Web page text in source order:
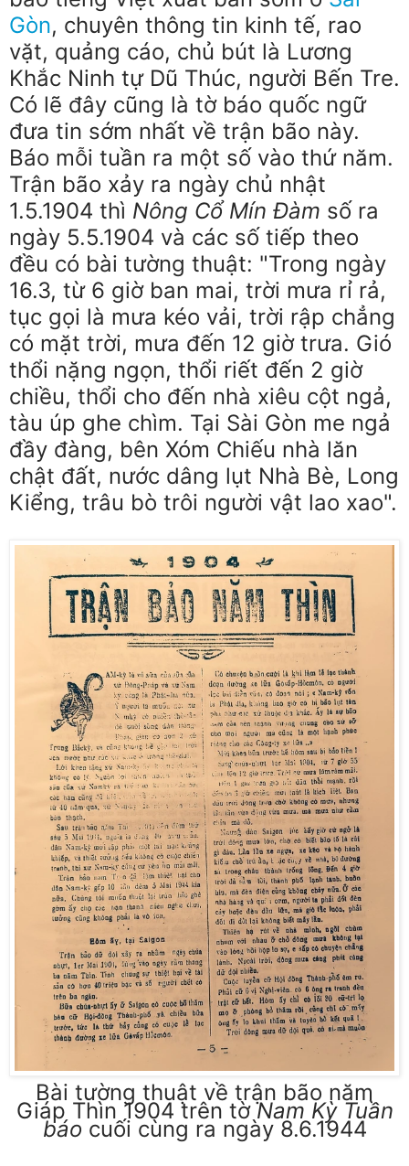
Gòn, chuyên thông tin kinh tế, rao
vặt, quảng cáo, chủ bút là Lương
Khắc Ninh tự Dũ Thúc, người Bến Tre.
Có lẽ đây cũng là tờ báo quốc ngữ
đưa tin sớm nhất về trận bão này.
Báo mỗi tuần ra một số vào thứ năm.
Trận bão xảy ra ngày chủ nhật
1.5.1904 thì Nông Cổ Mín Đàm số ra
ngày 5.5.1904 và các số tiếp theo
đều có bài tường thuật: "Trong ngày
16.3, từ 6 giờ ban mai, trời mưa rỉ rả,
tục gọi là mưa kéo vải, trời rập chẳng
có mặt trời, mưa đến 12 giờ trưa. Gió
thổi nặng ngọn, thổi riết đến 2 giờ
chiều, thổi cho đến nhà xiêu cột ngả,
tàu úp ghe chìm. Tại Sài Gòn me ngả
đầy đàng, bên Xóm Chiếu nhà lăn
chật đất, nước dâng lụt Nhà Bè, Long
Kiểng, trâu bò trôi người vật lao xao".
Bài tường thuật về trận bão năm
Giáp Thìn 1904 trên tờNam Kỳ Tuần
báo cuối cùng ra ngày 8.6.1944